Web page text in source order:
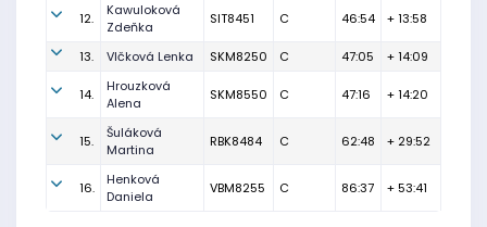
12.
Kawuloková
Zdeňka
SIT8451 C 46:54 + 13:58
13. Vlčková Lenka SKM8250 C 47:05 + 14:09
14.
Hrouzková
Alena
SKM8550 C 47:16 + 14:20
15.
Šuláková
Martina
RBK8484 C 62:48 + 29:52
16.
Henková
Daniela
VBM8255 C 86:37 + 53:41